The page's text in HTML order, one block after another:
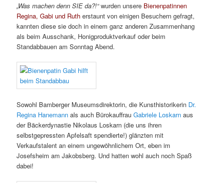
„Was machen denn SIE da?!“wurden unsere Bienenpatinnen
Regina, Gabi und Ruth erstaunt von einigen Besuchern gefragt,
kannten diese sie doch in einem ganz anderen Zusammenhang
als beim Ausschank, Honigproduktverkauf oder beim
Standabbauen am Sonntag Abend.
Sowohl Bamberger Museumsdirektorin, die Kunsthistorikerin Dr.
Regina Hanemann als auch BürokauffrauGabriele Loskarn aus
der Bäckerdynastie Nikolaus Loskarn (die uns ihren
selbstgepressten Apfelsaft spendierte!) glänzten mit
Verkaufstalent an einem ungewöhnlichem Ort, eben im
Josefsheim am Jakobsberg. Und hatten wohl auch noch Spaß
dabei!